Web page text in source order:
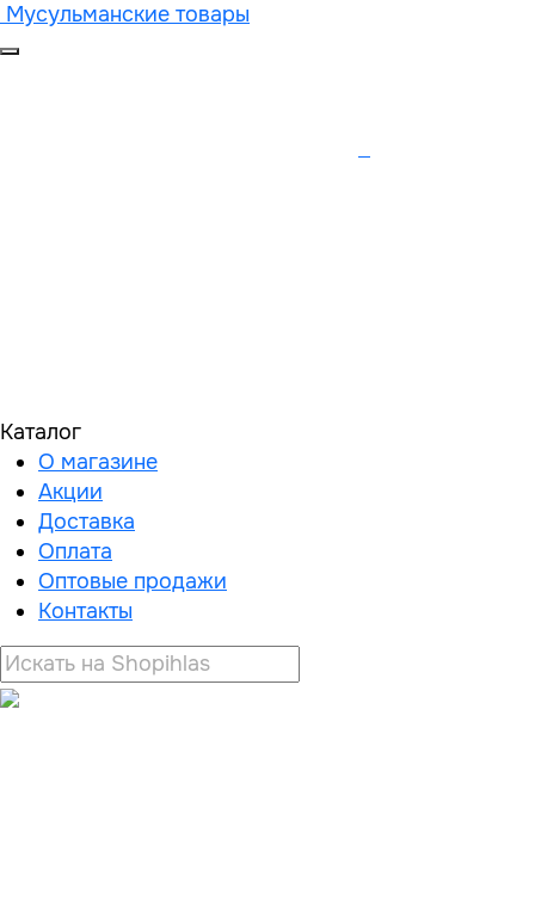
Мусульманские товары
Каталог
О магазине
Акции
Доставка
Оплата
Оптовые продажи
Контакты